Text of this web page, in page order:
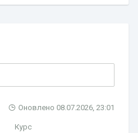
Оновлено 08.07.2026, 23:01
Курс